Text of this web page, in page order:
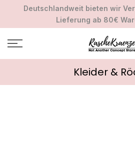
springen
Deutschlandweit bieten wir
Lieferung ab 80€
Kleider &